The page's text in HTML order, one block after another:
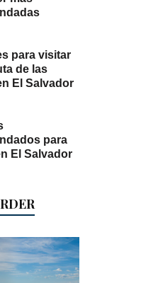
para visitar
de las
El Salvador
para
El Salvador